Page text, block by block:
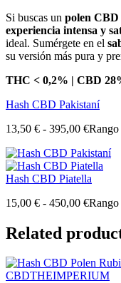
Si buscas un polen
experiencia intensa y
ideal. Sumérgete en el
su versión más pura y
THC < 0,2% | CBD
Hash CBD Pakistaní
13,50 € - 395,00 €Rango
Hash CBD Piatella
15,00 € - 450,00 €Rango
Related
CBDTHEIMPERIUM